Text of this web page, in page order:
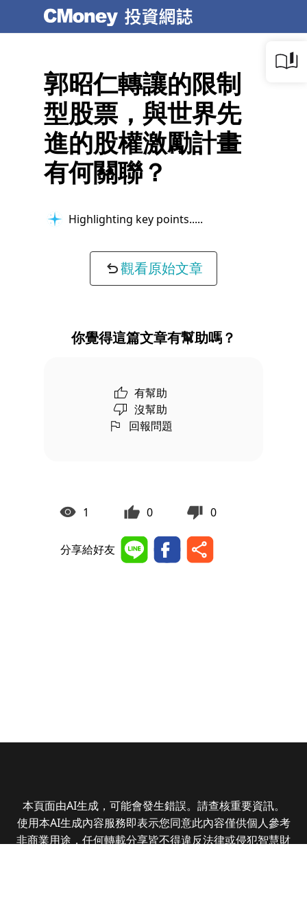
郭昭仁轉讓的限制
型股票，與世界先
進的股權激勵計畫
有何關聯？
Highlighting key points...
觀看原始文章
你覺得這篇文章有幫助嗎？
有幫助
沒幫助
回報問題
1 0 0
分享給好友
本頁面由AI生成，可能會發生錯誤。請查核重要資訊。
使用本AI生成內容服務即表示您同意此內容僅供個人參考
非商業用途，任何轉載分享皆不得違反法律或侵犯智慧財